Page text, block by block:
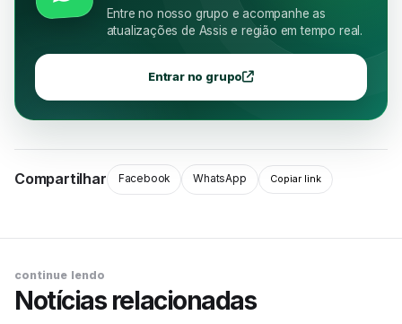
Entre no nosso grupo e acompanhe as
atualizações de Assis e região em tempo real.
Entrar no grupo
Compartilhar Facebook WhatsApp Copiar link
continue lendo
Notícias relacionadas